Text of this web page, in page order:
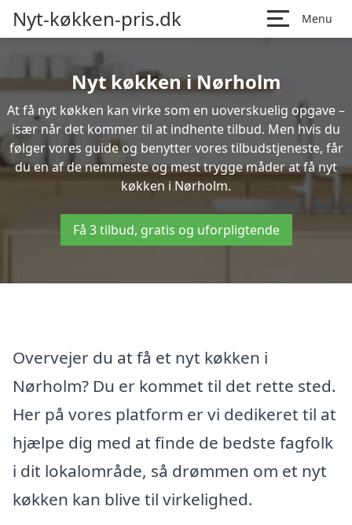
Nyt-køkken-pris.dk Menu
Nyt køkken i Nørholm
At få nyt køkken kan virke som en uoverskuelig opgave –
især når det kommer til at indhente tilbud. Men hvis du
følger vores guide og benytter vores tilbudstjeneste, får
du en af de nemmeste og mest trygge måder at få nyt
køkken i Nørholm.
Få 3 tilbud, gratis og uforpligtende
Overvejer du at få et nyt køkken i
Nørholm? Du er kommet til det rette sted.
Her på vores platform er vi dedikeret til at
hjælpe dig med at finde de bedste fagfolk
i dit lokalområde, så drømmen om et nyt
køkken kan blive til virkelighed.